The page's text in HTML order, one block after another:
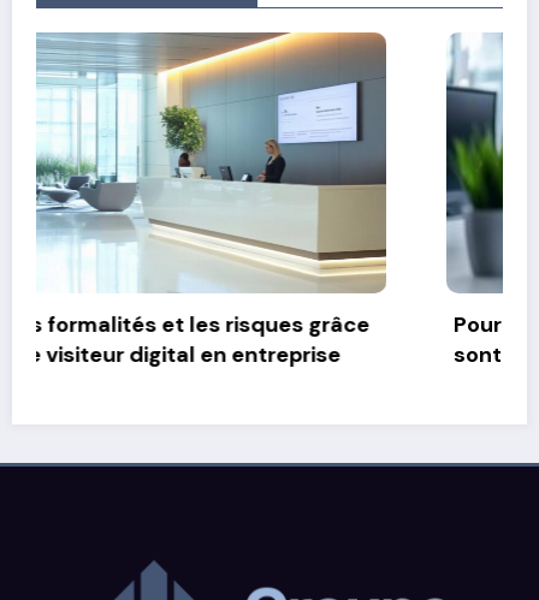
Pourquoi les composants d’un ordinateur
sont essentiels pour les performances et